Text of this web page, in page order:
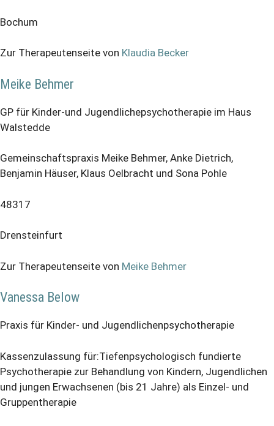
Bochum
Zur Therapeutenseite von Klaudia Becker
Meike Behmer
GP für Kinder-und Jugendlichepsychotherapie im Haus
Walstedde
Gemeinschaftspraxis Meike Behmer, Anke Dietrich,
Benjamin Häuser, Klaus Oelbracht und Sona Pohle
48317
Drensteinfurt
Zur Therapeutenseite von Meike Behmer
Vanessa Below
Praxis für Kinder- und Jugendlichenpsychotherapie
Kassenzulassung für:Tiefenpsychologisch fundierte
Psychotherapie zur Behandlung von Kindern, Jugendlichen
und jungen Erwachsenen (bis 21 Jahre) als Einzel- und
Gruppentherapie